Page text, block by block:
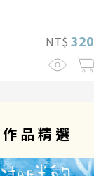
NT$ 320
品精選